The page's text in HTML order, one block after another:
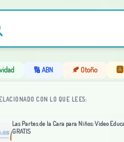
🔢 ABN 🍂 Otoño 🅰️
CON LO QUE LEES:
Las Partes de la Cara para Niños: Video
GRATIS